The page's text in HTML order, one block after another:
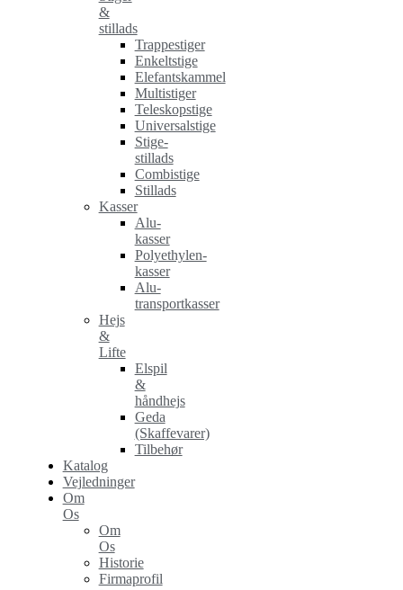
&
stillads
Trappestiger
Enkeltstige
Elefantskammel
Multistiger
Teleskopstige
Universalstige
Stige-
stillads
Combistige
Stillads
Kasser
Alu-
kasser
Polyethylen-
kasser
Alu-
transportkasser
Hejs
&
Lifte
Elspil
&
håndhejs
Geda
(Skaffevarer)
Tilbehør
Katalog
Vejledninger
Om
Os
Om
Os
Historie
Firmaprofil